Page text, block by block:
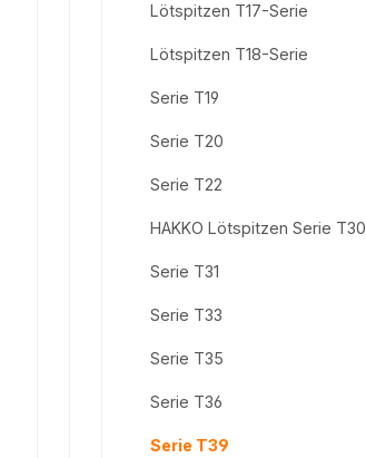
Lötspitzen T17-Serie
Lötspitzen T18-Serie
Serie T19
Serie T20
Serie T22
HAKKO Lötspitzen Serie T30
Serie T31
Serie T33
Serie T35
Serie T36
Serie T39